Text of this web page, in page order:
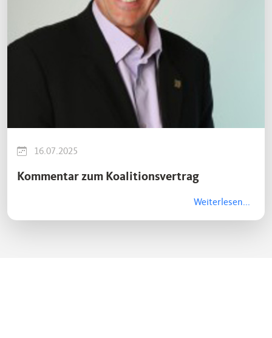
16.07.2025
Kommentar zum Koalitionsvertrag
Weiterlesen...